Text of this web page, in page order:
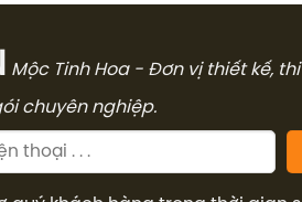
Mộc Tinh Hoa - Đơn vị thiết kế,
chuyên nghiệp.